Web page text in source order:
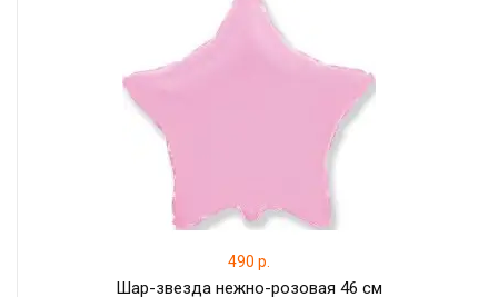
490 р.
Шар-звезда нежно-розовая 46 см